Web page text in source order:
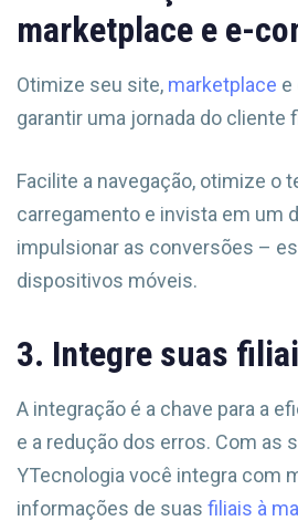
marketplace e e-
Otimize seu site, marketplace e
garantir uma jornada do cliente
Facilite a navegação, otimize o
carregamento e invista em um
impulsionar as conversões –
dispositivos móveis.
3. Integre suas
A integração é a chave para a
e a redução dos erros. Com as
YTecnologia você integra com
informações de suas filiais à